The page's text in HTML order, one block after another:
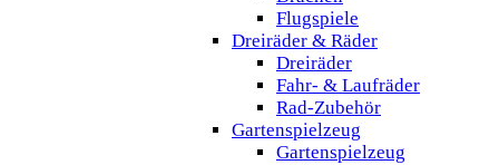
Flugspiele
Dreiräder & Räder
Dreiräder
Fahr- & Laufräder
Rad-Zubehör
Gartenspielzeug
Gartenspielzeug